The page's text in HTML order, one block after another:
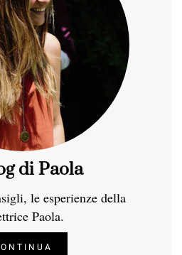
di Paola
le esperienze della
Paola.